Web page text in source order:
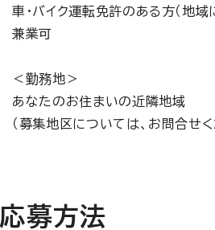
車・バイク運転免許のある方（地域
兼業可
＜勤務地＞
あなたのお住まいの近隣地域
（募集地区については、お問合せく
応募方法